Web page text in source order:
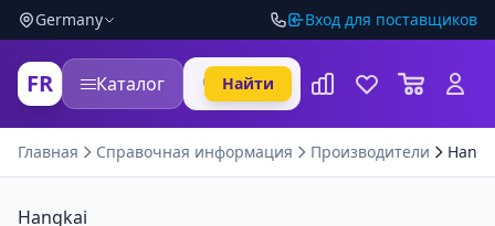
Germany Вход для поставщиков
FR Каталог Найти
Главная Справочная информация Производители
Hangkai